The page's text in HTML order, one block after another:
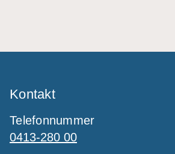
Kontakt
Telefonnummer
0413-280 00